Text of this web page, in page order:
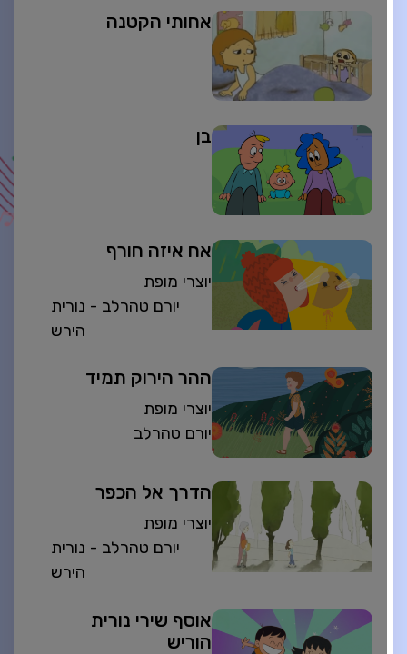
אחותי הקטנה
בן
אח איזה חורף
יוצרי מופת
יורם טהרלב - נורית
הירש
ההר הירוק תמיד
יוצרי מופת
יורם טהרלב
הדרך אל הכפר
יוצרי מופת
יורם טהרלב - נורית
הירש
אוסף שירי נורית
הוריש